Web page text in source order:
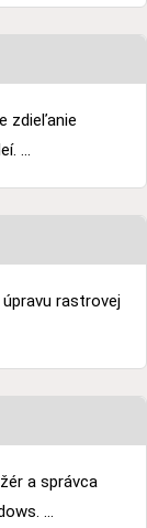
zdieľanie
...
rastrovej
a správca
...